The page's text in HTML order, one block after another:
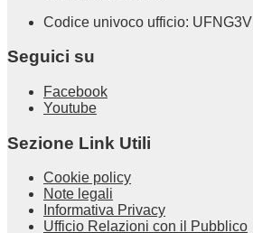
Codice univoco ufficio: UFNG3V
Seguici su
Facebook
Youtube
Sezione Link Utili
Cookie policy
Note legali
Informativa Privacy
Ufficio Relazioni con il Pubblico